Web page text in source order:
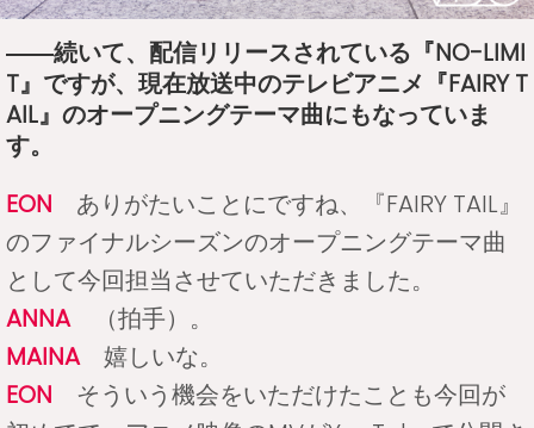
――続いて、配信リリースされている『NO-LIMI
T』ですが、現在放送中のテレビアニメ『FAIRY T
AIL』のオープニングテーマ曲にもなっていま
す。
EON ありがたいことにですね、『FAIRY TAIL』
のファイナルシーズンのオープニングテーマ曲
として今回担当させていただきました。
ANNA（拍手）。
MAINA嬉しいな。
EON そういう機会をいただけたことも今回が